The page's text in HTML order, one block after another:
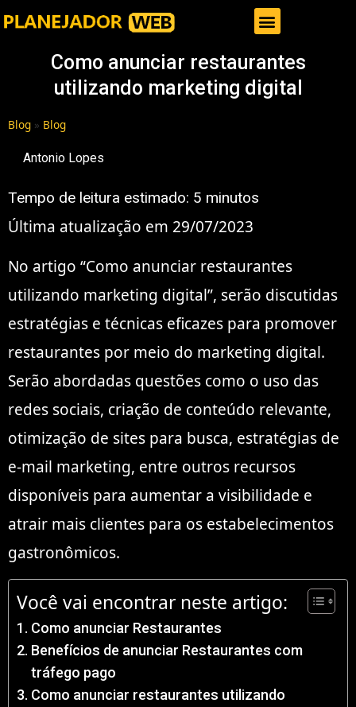
Como anunciar restaurantes
utilizando marketing digital
Blog » Blog
Antonio Lopes
Tempo de leitura estimado: 5 minutos
Última atualização em 29/07/2023
No artigo “Como anunciar restaurantes
utilizando marketing digital”, serão discutidas
estratégias e técnicas eficazes para promover
restaurantes por meio do marketing digital.
Serão abordadas questões como o uso das
redes sociais, criação de conteúdo relevante,
otimização de sites para busca, estratégias de
e-mail marketing, entre outros recursos
disponíveis para aumentar a visibilidade e
atrair mais clientes para os estabelecimentos
gastronômicos.
Você vai encontrar neste artigo:
Como anunciar Restaurantes
Benefícios de anunciar Restaurantes com
tráfego pago
Como anunciar restaurantes utilizando